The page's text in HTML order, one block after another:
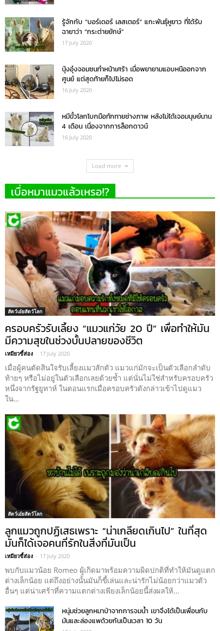
รู้จักกับ “บอร์เดอร์ เลสเตอร์” แกะพันธุ์หูยาว ที่ได้รับ
ฉายาว่า “กระต่ายยักษ์”
17 July 2020
นุ้งอุ๋งจอมซนทำหน้าเศร้า เมื่อพยายามแอบหนีออกจาก
ศูนย์ แต่สุดท้ายก็ไปไม่รอด
16 July 2020
หมีขั้วโลกโบกมือทักทายช่างภาพ หลังไม่ได้เจอมนุษย์นาน
4 เดือน เนื่องจากการล็อกดาวน์
16 July 2020
Load more
เบื่อหมาแมวแล้วเหรอ!?
สัตว์เอ๋ยสัตว์โลก
ครอบครัวรับเลี้ยง “แมวแก่วัย 20 ปี” เพื่อทำให้มัน
มีความสุขในช่วงบั้นปลายของชีวิต
เหมียวขี้ส่อง - 17 July 2020
เมื่อผู้คนตัดสินใจรับเลี้ยงแมวสักตัว แมวแก่มักจะเป็นตัวเลือกลำดับ
ท้ายๆ หรือไม่อยู่ในตัวเลือกเลยด้วยซ้ำ แต่นั่นไม่ใช่สำหรับครอบครัว
หนึ่งจากรัฐยูทาห์ ในตอนแรกเมื่อครอบครัวดังกล่าวเข้าไปดูแมว
ใน...
สัตว์เอ๋ยสัตว์โลก
ลูกแมวถูกปฏิเสธเพราะ “น่าเกลียดเกินไป” ในที่สุด
มันก็ได้เจอคนที่รักในสิ่งที่มันเป็น
เหมียวขี้ส่อง - 17 July 2020
พบกับแมวน้อย Romeo ผู้เกิดมาพร้อมความผิดปกติที่ทำให้มันดูแตก
ต่างเล็กน้อย แต่ถึงอย่างนั้นมันก็ขี้เล่นและน่ารักไม่น้อยกว่าแมวตัว
อื่นๆ แต่น่าเศร้าที่ความแตกต่างเพียงเล็กน้อยนี้ส่งผลให้...
หนุ่มช่วยลูกหมาป่าจากการจมน้ำ เขาจึงได้เป็นเพื่อนกับ
มันและล่องแพด้วยกันเป็นเวลา 10 วัน